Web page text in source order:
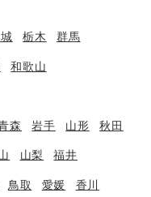
栃木 群馬
和歌山
森 岩手 山形 秋田
山梨 福井
鳥取 愛媛
香川